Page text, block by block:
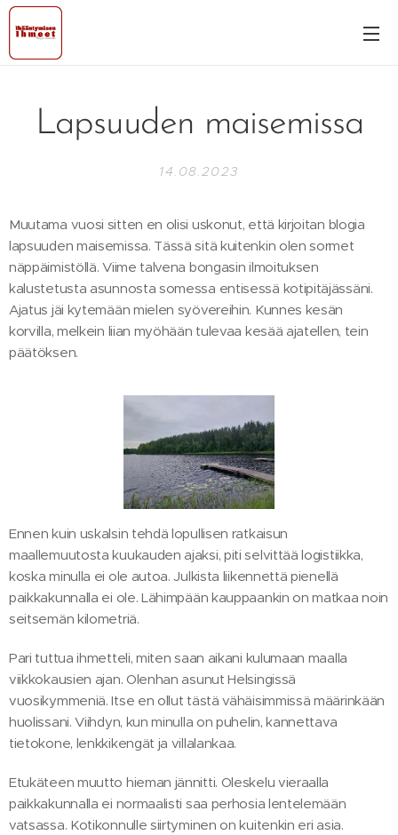
Lapsuuden maisemissa
14.08.2023
Muutama vuosi sitten en olisi uskonut, että kirjoitan blogia
lapsuuden maisemissa. Tässä sitä kuitenkin olen sormet
näppäimistöllä. Viime talvena bongasin ilmoituksen
kalustetusta asunnosta somessa entisessä kotipitäjässäni.
Ajatus jäi kytemään mielen syövereihin. Kunnes kesän
korvilla, melkein liian myöhään tulevaa kesää ajatellen, tein
päätöksen.
Ennen kuin uskalsin tehdä lopullisen ratkaisun
maallemuutosta kuukauden ajaksi, piti selvittää logistiikka,
koska minulla ei ole autoa. Julkista liikennettä pienellä
paikkakunnalla ei ole. Lähimpään kauppaankin on matkaa noin
seitsemän kilometriä.
Pari tuttua ihmetteli, miten saan aikani kulumaan maalla
viikkokausien ajan. Olenhan asunut Helsingissä
vuosikymmeniä. Itse en ollut tästä vähäisimmissä määrinkään
huolissani. Viihdyn, kun minulla on puhelin, kannettava
tietokone, lenkkikengät ja villalankaa.
Etukäteen muutto hieman jännitti. Oleskelu vieraalla
paikkakunnalla ei normaalisti saa perhosia lentelemään
vatsassa. Kotikonnulle siirtyminen on kuitenkin eri asia.